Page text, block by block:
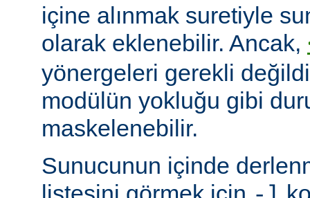
içine alınmak suretiyle
olarak eklenebilir. Ancak,
yönergeleri gerekli
modülün yokluğu gibi
maskelenebilir.
Sunucunun içinde